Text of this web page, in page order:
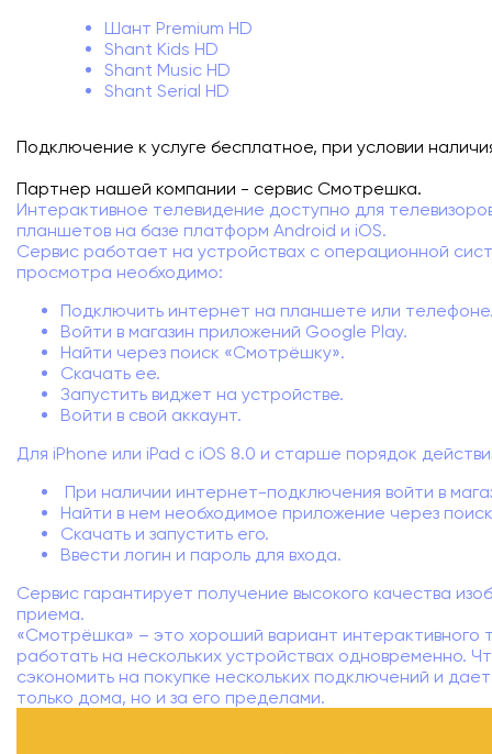
Шант Premium HD
Shant Kids HD
Shant Music HD
Shant Serial HD
Подключение к услуге бесплатное, при условии
Партнер нашей компании - сервис Смотрешка.
Интерактивное телевидение доступно для
планшетов на базе платформ Android и iOS.
Сервис работает на устройствах с операционной
просмотра необходимо:
Подключить интернет на планшете или
Войти в магазин приложений Google Play.
Найти через поиск «Смотрёшку».
Скачать ее.
Запустить виджет на устройстве.
Войти в свой аккаунт.
Для iPhone или iPad с iOS 8.0 и старше порядок
При наличии интернет-подключения войти в
Найти в нем необходимое приложение через
Скачать и запустить его.
Ввести логин и пароль для входа.
Сервис гарантирует получение высокого качества
приема.
«Смотрёшка» – это хороший вариант интерактивного
работать на нескольких устройствах одновременно.
сэкономить на покупке нескольких подключений и
только дома, но и за его пределами.